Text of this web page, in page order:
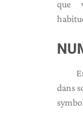
que
dans